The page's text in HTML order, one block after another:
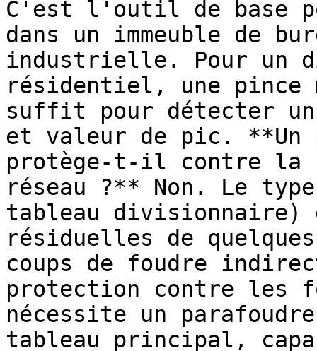
C'est l'outil de base
dans un immeuble de
industrielle. Pour un
résidentiel, une pince
suffit pour détecter un
et valeur de pic. **Un
protège-t-il contre la
réseau ?** Non. Le
tableau divisionnaire)
résiduelles de
coups de foudre
protection contre les
nécessite un
tableau principal,